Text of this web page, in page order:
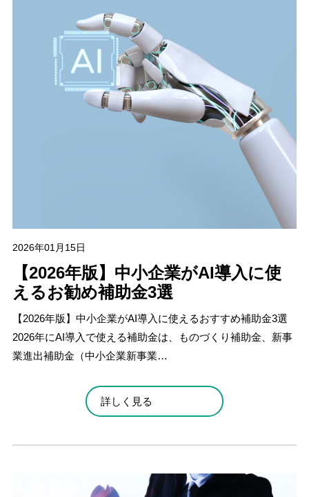
2026年01月15日
【2026年版】中小企業がAI導入に使
えるお勧め補助金3選
【2026年版】中小企業がAI導入に使えるおすすめ補助金3選
2026年にAI導入で使える補助金は、ものづくり補助金、新事
業進出補助金（中小企業新事業…
詳しく見る